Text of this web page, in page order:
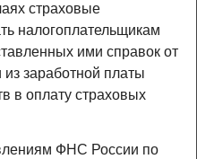
страховые
налогоплательщикам
ими справок от
заработной платы
в оплату страховых
ФНС России по